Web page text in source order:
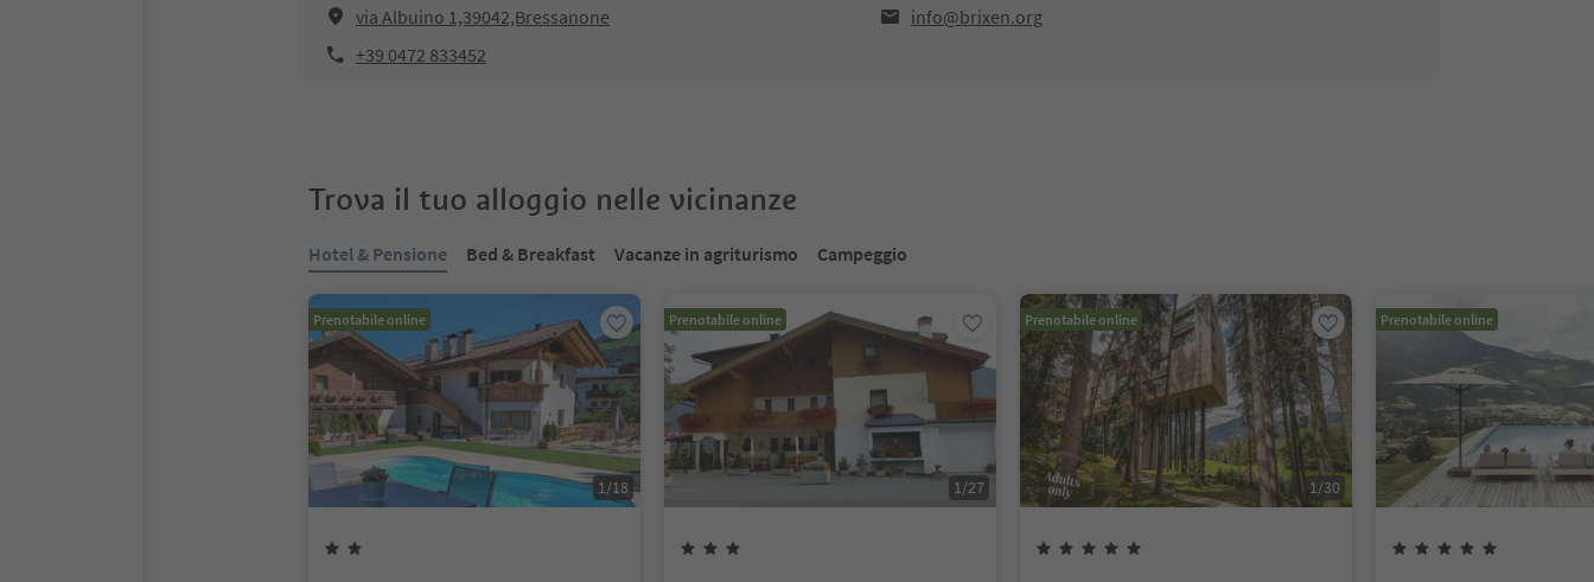
via Albuino 1,39042,Bressanone
info@brixen.org
+39 0472 833452
Trova il tuo alloggio nelle vicinanze
Hotel & Pensione Bed & Breakfast Vacanze in agriturismo Campeggio
Prenotabile online
1/18
Prenotabile online
1/27
Prenotabile online
1/30
Prenotabile online